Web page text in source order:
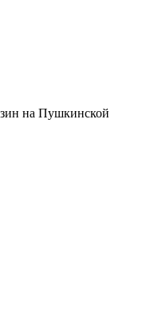
на Пушкинской